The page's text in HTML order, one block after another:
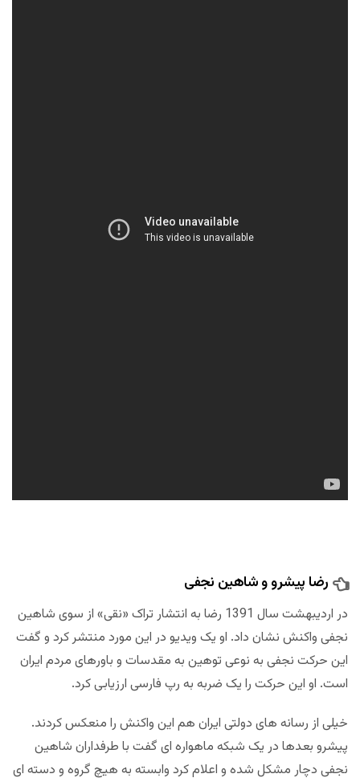
رضا پیشرو و شاهین نجفی
در اردیبهشت سال 1391 رضا به انتشار تراک «نقی» از سوی شاهین
نجفی واکنش نشان داد. او یک ویدیو در این مورد منتشر کرد و گفت
این حرکت نجفی به نوعی توهین به مقدسات و باورهای مردم ایران
است. او این حرکت را یک ضربه به رپ فارسی ارزیابی کرد.
خیلی از رسانه های دولتی ایران هم این واکنش را منعکس کردند.
پیشرو بعدها در یک شبکه ماهواره ای گفت با طرفداران شاهین
نجفی دچار مشکل شده و اعلام کرد وابسته به هیچ گروه و دسته ای